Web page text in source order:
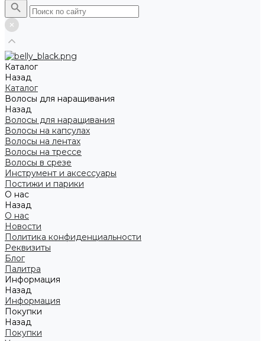
Каталог
Назад
Каталог
Волосы для наращивания
Назад
Волосы для наращивания
Волосы на капсулах
Волосы на лентах
Волосы на трессе
Волосы в срезе
Инструмент и аксессуары
Постижи и парики
О нас
Назад
О нас
Новости
Политика конфиденциальности
Реквизиты
Блог
Палитра
Информация
Назад
Информация
Покупки
Назад
Покупки